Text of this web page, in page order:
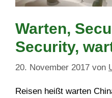
Warten,
Security,
20. November 2017 von
Reisen heißt warten